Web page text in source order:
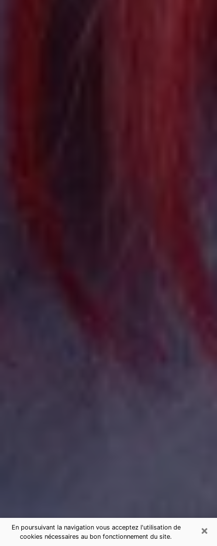
×
En poursuivant la navigation vous acceptez l'utilisation de
cookies nécessaires au bon fonctionnement du site.